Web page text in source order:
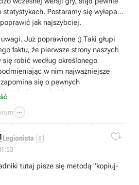
efekt daje pocisk HE, chociaż należy
bazujemy nie na zadawaniu
przeciwnika. Oczywiście, tak jak
musimy bazować na pewnych
poszczególnych okrętów są
a także kącie pod jakim leci
gracze sami poprzez
okręcie najbardziej się opłaca.
South Carolina, muszę
okręt. Może nie sam w
do każdego innego. Mała
niewielki zasięg dział i
Oczywiście, z pewnością znajdą
nim będzie sprawiała przyjemność,
widzenia to jest po prostu
zmuszany, sam się
Postaramy się wyłapać
jak najszybciej.
Już poprawione ;) Taki głupi
faktu, że pierwsze strony naszych
robić według określonego
w nim najważniejsze
się o pewnych
Całych poradników nie piszemy
^^

Legionista 6 
tutaj pisze się metodą "kopiuj-